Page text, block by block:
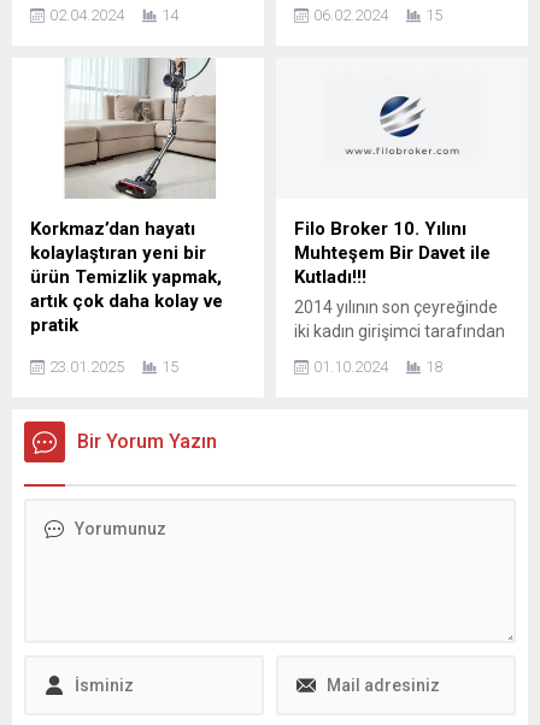
Destek Programı’nı
Patent CEO’su Faruk
Yamankaradeniz, söz
konusu programın yeşil
dönüşümü hızlandırmak ve
bu alanda yapılan
çalışmalara verilen “yeşil
patent” sayısını artırmak için
Türkiye açısından çok
önemli bir fırsat olduğunu,
iyi değerlendirilirse bu
süreçte bir çeşit “katalizör”
görevi...
02.04.2024 14
ortamı oluşturulmasına kapı
geliştirdiği cilt bakım
ürünlerini tüketicilere
eczaneler aracılığıyla sunan
artırmasını, hem de
tüketicilerin sağlıklı ürünler
kullanmasını sağlıyor. Doğal
faydaları konusunda
farkındalığın artması,...
06.02.2024 15
Korkmaz’dan hayatı
kolaylaştıran yeni bir
ürün Temizlik yapmak,
artık çok daha kolay ve
pratik
kolaylaştıran, sofralarda ise
tasarımlarıyla ön plana çıkan
Korkmaz, yenilikçi
genişletmeye devam ediyor.
performansı arayan
23.01.2025 15
Filo Broker 10. Yılını
Muhteşem Bir Davet ile
Kutladı!!!
2014 yılının son çeyreğinde
iki kadın girişimci tarafından
Yönetimi ve Danışmanlık
01.10.2024 18
Bir Yorum Yazın